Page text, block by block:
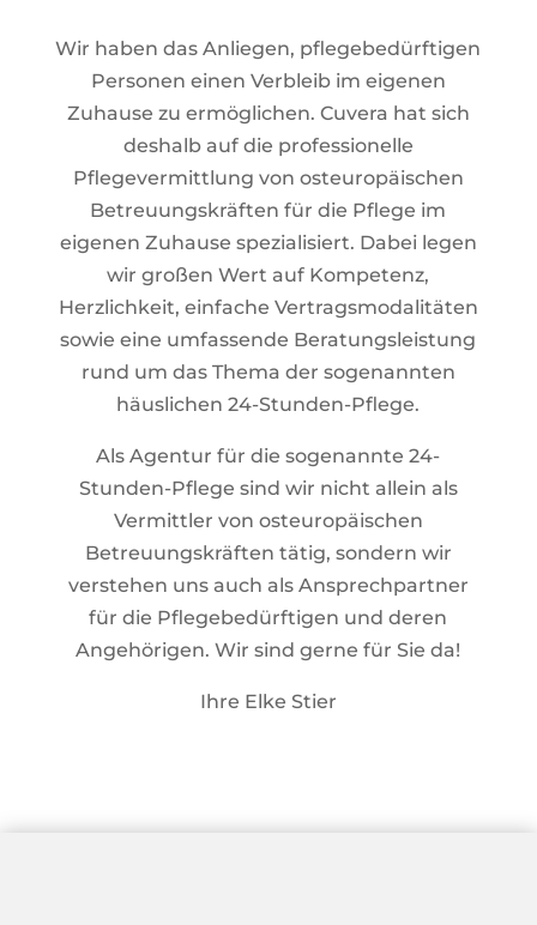
Wir haben das Anliegen, pflegebedürftigen
Personen einen Verbleib im eigenen
Zuhause zu ermöglichen. Cuvera hat sich
deshalb auf die professionelle
Pflegevermittlung von osteuropäischen
Betreuungskräften für die Pflege im
eigenen Zuhause spezialisiert. Dabei legen
wir großen Wert auf Kompetenz,
Herzlichkeit, einfache Vertragsmodalitäten
sowie eine umfassende Beratungsleistung
rund um das Thema der sogenannten
häuslichen 24-Stunden-Pflege.
Als Agentur für die sogenannte 24-
Stunden-Pflege sind wir nicht allein als
Vermittler von osteuropäischen
Betreuungskräften tätig, sondern wir
verstehen uns auch als Ansprechpartner
für die Pflegebedürftigen und deren
Angehörigen. Wir sind gerne für Sie da!
Ihre Elke Stier